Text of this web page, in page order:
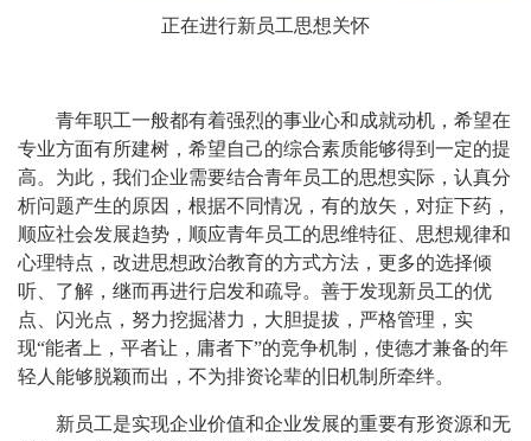
正在进行新员工思想关怀
青年职工一般都有着强烈的事业心和成就动机，希望在
专业方面有所建树，希望自己的综合素质能够得到一定的提
高。为此，我们企业需要结合青年员工的思想实际，认真分
析问题产生的原因，根据不同情况，有的放矢，对症下药，
顺应社会发展趋势，顺应青年员工的思维特征、思想规律和
心理特点，改进思想政治教育的方式方法，更多的选择倾
听、了解，继而再进行启发和疏导。善于发现新员工的优
点、闪光点，努力挖掘潜力，大胆提拔，严格管理，实
现“能者上，平者让，庸者下”的竞争机制，使德才兼备的年
轻人能够脱颖而出，不为排资论辈的旧机制所牵绊。
新员工是实现企业价值和企业发展的重要有形资源和无